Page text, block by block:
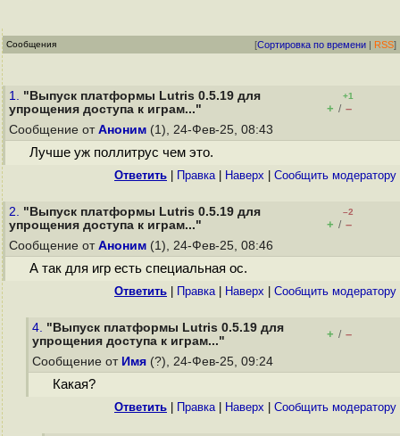
Сообщения [Сортировка по времени | RSS]
1. "Выпуск платформы Lutris 0.5.19 для
упрощения доступа к играм..."
+1
+ / –
Сообщение от Аноним (1), 24-Фев-25, 08:43
Лучше уж поллитрус чем это.
Ответить Правка| Наверх Cообщить модератору
2. "Выпуск платформы Lutris 0.5.19 для
упрощения доступа к играм..."
–2
+ / –
Сообщение от Аноним (1), 24-Фев-25, 08:46
А так для игр есть специальная ос.
Ответить Правка| Наверх Cообщить модератору
4. "Выпуск платформы Lutris 0.5.19 для
упрощения доступа к играм..."
+ / –
Сообщение от Имя (?), 24-Фев-25, 09:24
Какая?
Ответить Правка| Наверх Cообщить модератору